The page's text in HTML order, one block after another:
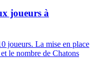
joueurs à
joueurs. La mise en place
le nombre de Chatons